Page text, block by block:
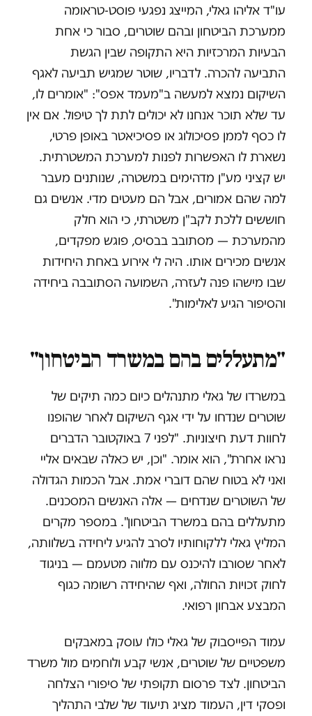
עו"ד אליהו גאלי, המייצג נפגעי פוסט-טראומה
ממערכת הביטחון ובהם שוטרים, סבור כי אחת
הבעיות המרכזיות היא התקופה שבין הגשת
התביעה להכרה. לדבריו, שוטר שמגיש תביעה לאגף
השיקום נמצא למעשה ב"מעמד אפס": "אומרים לו,
עד שלא תוכר אנחנו לא יכולים לתת לך טיפול. אם אין
לו כסף לממן פסיכולוג או פסיכיאטר באופן פרטי,
נשארת לו האפשרות לפנות למערכת המשטרתית.
יש קציני מע"ן מדהימים במשטרה, שנותנים מעבר
למה שהם אמורים, אבל הם מעטים מדי. אנשים גם
חוששים ללכת לקב"ן משטרתי, כי הוא חלק
מהמערכת — מסתובב בבסיס, פוגש מפקדים,
אנשים מכירים אותו. היה לי אירוע באחת היחידות
שבו מישהו פנה לעזרה, השמועה הסתובבה ביחידה
והסיפור הגיע לאלימות".
"מתעללים בהם במשרד הביטחון"
במשרדו של גאלי מתנהלים כיום כמה תיקים של
שוטרים שנדחו על ידי אגף השיקום לאחר שהופנו
לחוות דעת חיצוניות. "לפני 7 באוקטובר הדברים
נראו אחרת", הוא אומר. "וכן, יש כאלה שבאים אליי
ואני לא בטוח שהם דוברי אמת. אבל הכמות הגדולה
של השוטרים שנדחים — אלה האנשים המסכנים.
מתעללים בהם במשרד הביטחון". במספר מקרים
המליץ גאלי ללקוחותיו לסרב להגיע ליחידה בשלוותה,
לאחר שסורבו להיכנס עם מלווה מטעמם — בניגוד
לחוק זכויות החולה, ואף שהיחידה רשומה כגוף
המבצע אבחון רפואי.
עמוד הפייסבוק של גאלי כולו עוסק במאבקים
משפטיים של שוטרים, אנשי קבע ולוחמים מול משרד
הביטחון. לצד פרסום תקופתי של סיפורי הצלחה
ופסקי דין, העמוד מציג תיעוד של שלבי התהליך